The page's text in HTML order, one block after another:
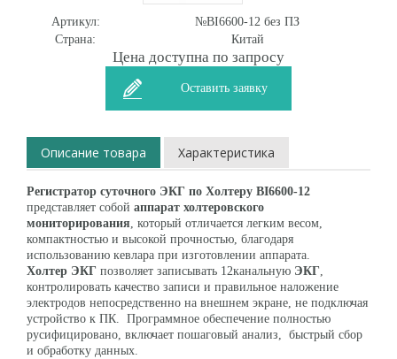
Артикул:
№BI6600-12 без ПЗ
Страна:
Китай
Цена доступна по запросу
Оставить заявку
Описание товара Характеристика
Регистратор суточного ЭКГ по Холтеру BI6600-12
представляет собой аппарат холтеровского
мониторирования, который отличается легким весом,
компактностью и высокой прочностью, благодаря
использованию кевлара при изготовлении аппарата.
Холтер ЭКГ позволяет записывать 12канальную ЭКГ,
контролировать качество записи и правильное наложение
электродов непосредственно на внешнем экране, не подключая
устройство к ПК. Программное обеспечение полностью
русифицировано, включает пошаговый анализ, быстрый сбор
и обработку данных.